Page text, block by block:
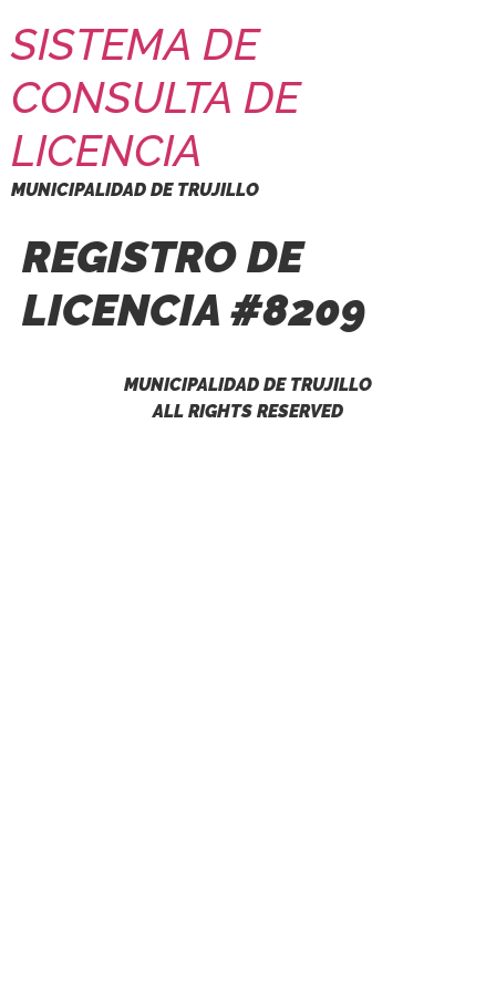
SISTEMA DE
CONSULTA DE
LICENCIA
MUNICIPALIDAD DE TRUJILLO
REGISTRO DE
LICENCIA #8209
MUNICIPALIDAD DE TRUJILLO
ALL RIGHTS RESERVED